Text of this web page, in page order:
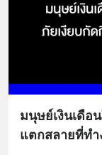
มนุษย์เงินเดือ
แตกสลายที่ทำ